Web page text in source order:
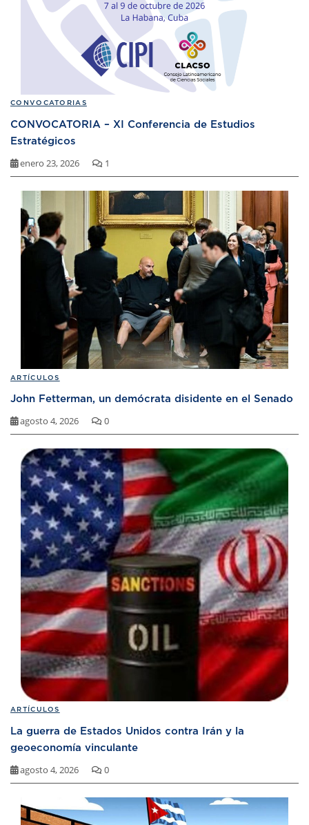
CONVOCATORIAS
CONVOCATORIA – XI Conferencia de Estudios
Estratégicos
enero 23, 2026 1
ARTÍCULOS
John Fetterman, un demócrata disidente en el Senado
agosto 4, 2026 0
ARTÍCULOS
La guerra de Estados Unidos contra Irán y la
geoeconomía vinculante
agosto 4, 2026 0